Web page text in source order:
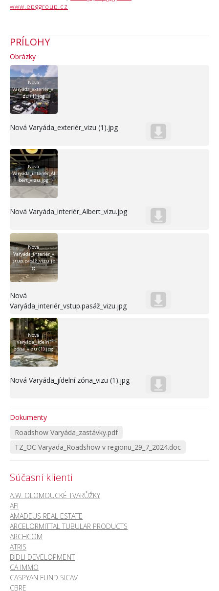
www.epggroup.cz
PRÍLOHY
Obrázky
Nová
Varyáda_exteriér_vi
zu (1).jpg
Nová Varyáda_exteriér_vizu (1).jpg
Nová
Varyáda_interiér_Al
bert_vizu.jpg
Nová Varyáda_interiér_Albert_vizu.jpg
Nová
Varyáda_interiér_v
stup.pasáž_vizu.jp
g
Nová
Varyáda_interiér_vstup.pasáž_vizu.jpg
Nová
Varyáda_jídelní
zóna_vizu (1).jpg
Nová Varyáda_jídelní zóna_vizu (1).jpg
Dokumenty
Roadshow Varyáda_zastávky.pdf
TZ_OC Varyada_Roadshow v regionu_29_7_2024.doc
Súčasní klienti
A.W. OLOMOUCKÉ TVARŮŽKY
AFI
AMADEUS REAL ESTATE
ARCELORMITTAL TUBULAR PRODUCTS
ARCHCOM
ATRIS
BIDLI DEVELOPMENT
CA IMMO
CASPYAN FUND SICAV
CBRE